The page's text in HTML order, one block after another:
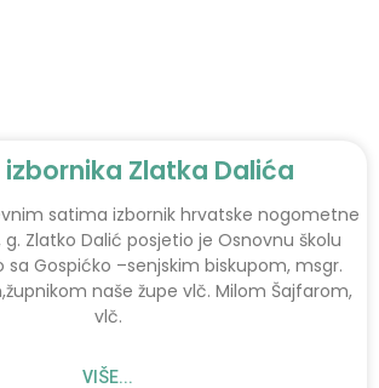
izbornika Zlatka Dalića
satima izbornik hrvatske nogometne
Zlatko Dalić posjetio je Osnovnu školu
sa Gospićko –senjskim biskupom, msgr.
naše župe vlč. Milom Šajfarom,
vlč.
VIŠE...